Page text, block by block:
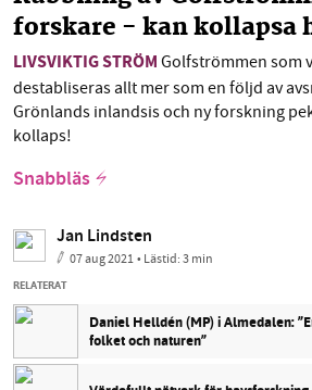
forskare - kan kollapsa
LIVSVIKTIG STRÖM Golfströmmen som
destabliseras allt mer som en följd av
Grönlands inlandsis och ny forskning
kollaps!
Snabbläs
Jan Lindsten
07 aug 2021• Lästid:3 min
RELATERAT
Daniel Helldén (MP) i Almedalen:
folket och naturen”